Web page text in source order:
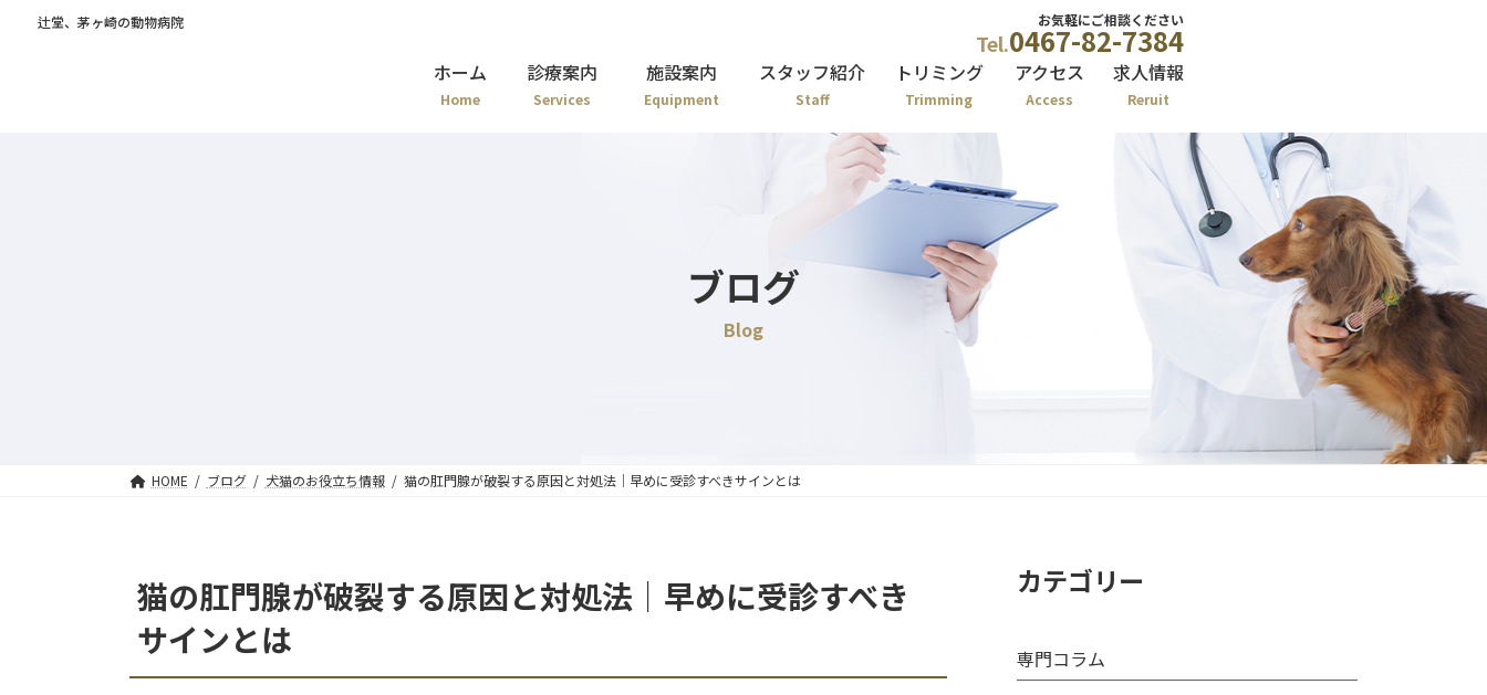
辻堂、茅ヶ崎の動物病院
ホーム
Home
診療案内
Services
施設案内
Equipment
スタッフ紹介
Staff
トリミング
Trimming
アクセス
Access
求人情報
Reruit
お気軽にご相談ください
Tel.0467-82-7384
ブログ
Blog
HOME ブログ 犬猫のお役立ち情報 猫の肛門腺が破裂する原因と対処法｜早めに受診すべきサインとは
猫の肛門腺が破裂する原因と対処法｜早めに受診すべき
サインとは
カテゴリー
専門コラム